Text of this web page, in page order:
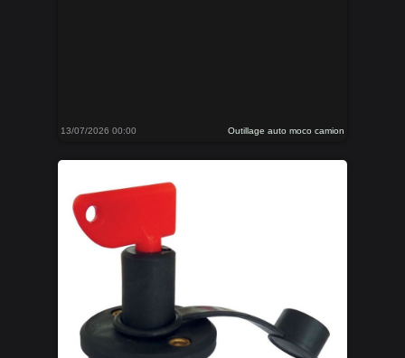
13/07/2026 00:00 Outillage auto moco camion